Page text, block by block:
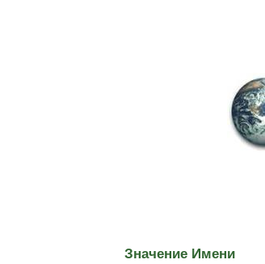
Значение Имени